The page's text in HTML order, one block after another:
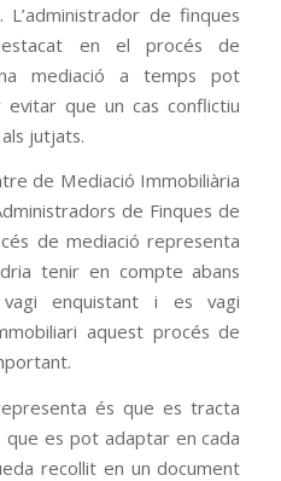
L’administrador de finques
en el procés de
mediació a temps pot
que un cas conflictiu
jutjats.
de Mediació Immobiliària
de Finques de
de mediació representa
tenir en compte abans
enquistant i es vagi
aquest procés de
és que es tracta
que es pot adaptar en cada
recollit en un document